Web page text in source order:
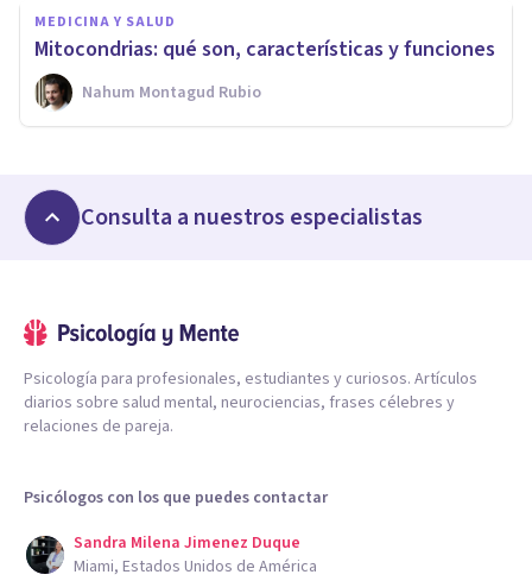
MEDICINA Y SALUD
Mitocondrias: qué son, características y funciones
Nahum Montagud Rubio
Consulta a nuestros especialistas
Psicología para profesionales, estudiantes y curiosos. Artículos
diarios sobre salud mental, neurociencias, frases célebres y
relaciones de pareja.
Psicólogos con los que puedes contactar
Sandra Milena Jimenez Duque
Miami, Estados Unidos de América